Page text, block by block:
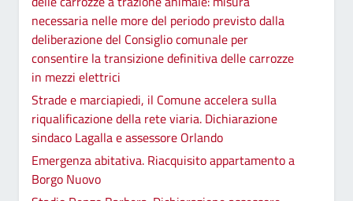
necessaria nelle more del periodo previsto dalla
deliberazione del Consiglio comunale per
consentire la transizione definitiva delle carrozze
in mezzi elettrici
Strade e marciapiedi, il Comune accelera sulla
riqualificazione della rete viaria. Dichiarazione
sindaco Lagalla e assessore Orlando
Emergenza abitativa. Riacquisito appartamento a
Borgo Nuovo